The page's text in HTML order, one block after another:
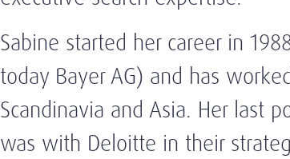
Sabine started her career in
today Bayer AG) and has
Scandinavia and Asia. Her last
was with Deloitte in their